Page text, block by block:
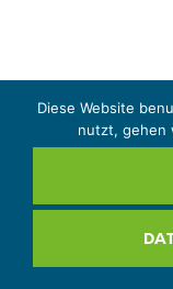
Diese Website
nutzt, gehen